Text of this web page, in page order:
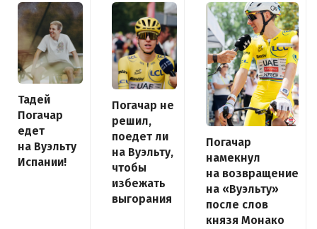
Тадей
Погачар
едет
на Вуэльту
Испании!
Погачар не
решил,
поедет ли
на Вуэльту,
чтобы
избежать
выгорания
Погачар
намекнул
на возвращение
на «Вуэльту»
после слов
князя Монако